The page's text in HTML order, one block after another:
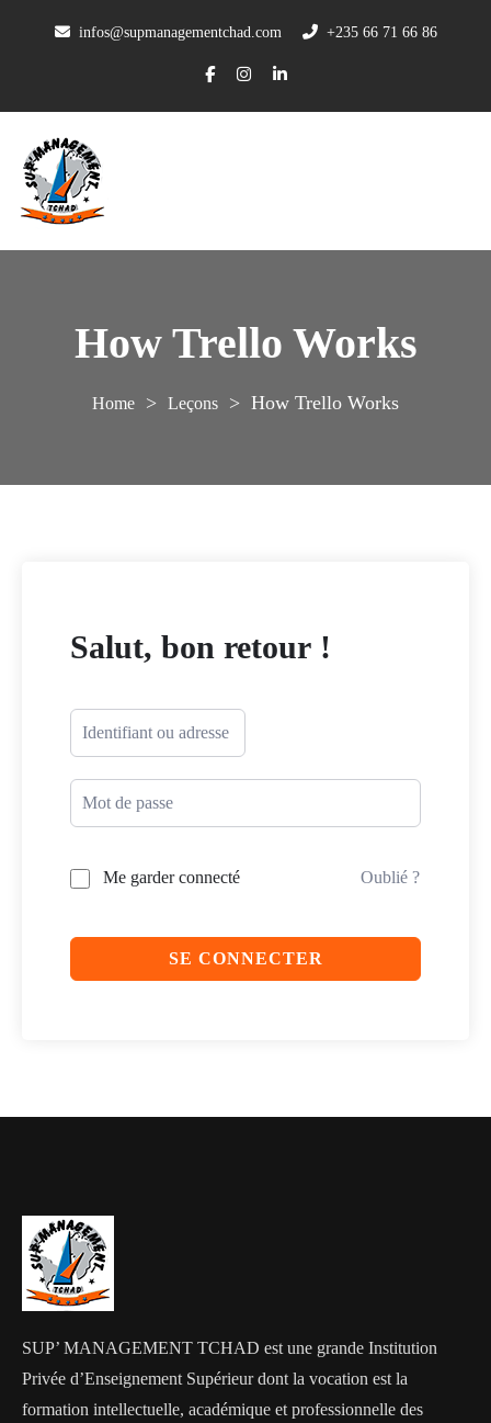
infos@supmanagementchad.com +235 66 71 66 86
How Trello Works
> Leçons > How Trello Works
Salut, bon retour !
Me garder connecté Oublié ?
SE CONNECTER
SUP’ MANAGEMENT TCHAD est une grande Institution
Privée d’Enseignement Supérieur dont la vocation est la
formation intellectuelle, académique et professionnelle des